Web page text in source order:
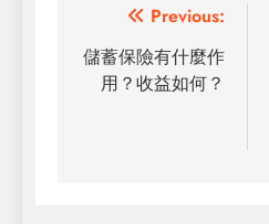
Post
navigation
Previous:
儲蓄保險有什麼作
用？收益如何？